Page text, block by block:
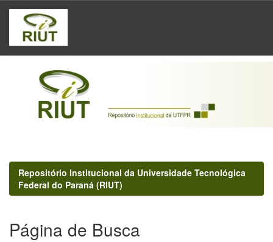
Skip
navigation
Repositório Institucional da Universidade Tecnológica
Federal do Paraná (RIUT)
Página de Busca